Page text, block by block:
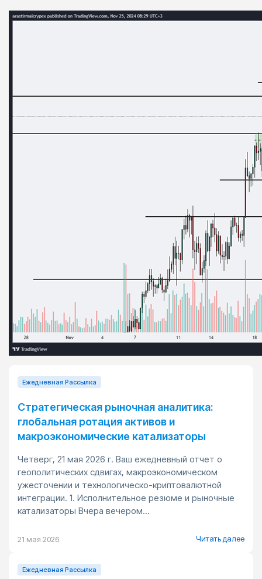
Ежедневная Pассылка
Стратегическая рыночная аналитика:
глобальная ротация активов и
макроэкономические катализаторы
Четверг, 21 мая 2026 г. Ваш ежедневный отчет о
геополитических сдвигах, макроэкономическом
ужесточении и технологическо-криптовалютной
интеграции. 1. Исполнительное резюме и рыночные
катализаторы Вчера вечером...
21 мая 2026 Читать далее
Ежедневная Pассылка